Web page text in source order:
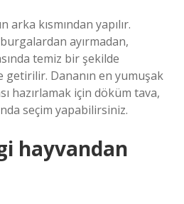
arka kısmından yapılır.
ayırmadan,
temiz bir şekilde
Dananın en yumuşak
hazırlamak için döküm tava,
seçim yapabilirsiniz.
hayvandan